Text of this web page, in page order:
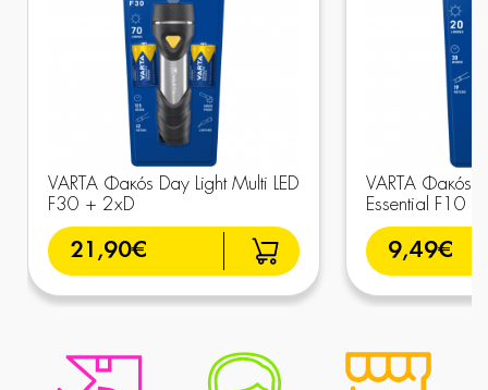
VARTA Φακός Day Light Multi LED
F30 + 2xD
21,90€
VARTA Φακός
Essential F10
9,49€